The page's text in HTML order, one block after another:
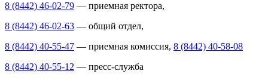
8 (8442) 46-02-79 — приемная ректора,
8 (8442) 46-02-63 — общий отдел,
8 (8442) 40-55-47 — приемная комиссия, 8 (8442) 40-58-08
8 (8442) 40-55-12 — пресс-служба